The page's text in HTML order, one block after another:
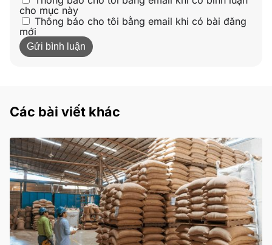
cho mục này
Thông báo cho tôi bằng email khi có bài đăng
mới
Các bài viết khác